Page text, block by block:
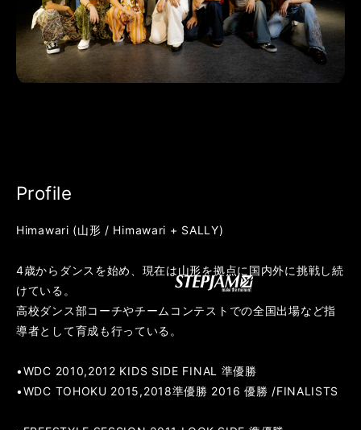
Profile
Himawari (山形 / Himawari + SALLY)
4歳からダンスを始め、現在は山形を拠点に国内外に挑戦し続
けている。
高校ダンス部コーチやチームコンテストでの全国出場など指
導者として育成も行っている。
•WDC 2010,2012 KIDS SIDE FINAL 準優勝
•WDC TOHOKU 2015,2018準優勝 2016 優勝 /FINALISTS